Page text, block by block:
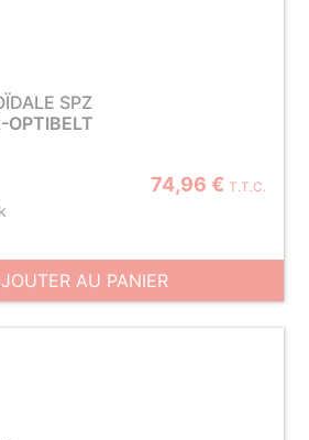
SPZ
74,96 € T.T.C.
AU PANIER